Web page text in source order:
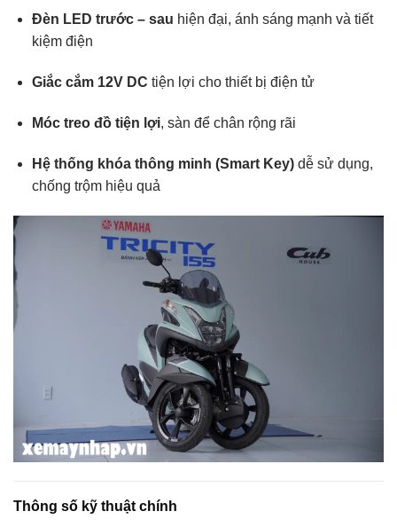
Đèn LED trước – sau hiện đại, ánh sáng mạnh và tiết
kiệm điện
Giắc cắm 12V DC tiện lợi cho thiết bị điện tử
Móc treo đồ tiện lợi, sàn để chân rộng rãi
Hệ thống khóa thông minh (Smart Key)dễ sử dụng,
chống trộm hiệu quả
Thông số kỹ thuật chính